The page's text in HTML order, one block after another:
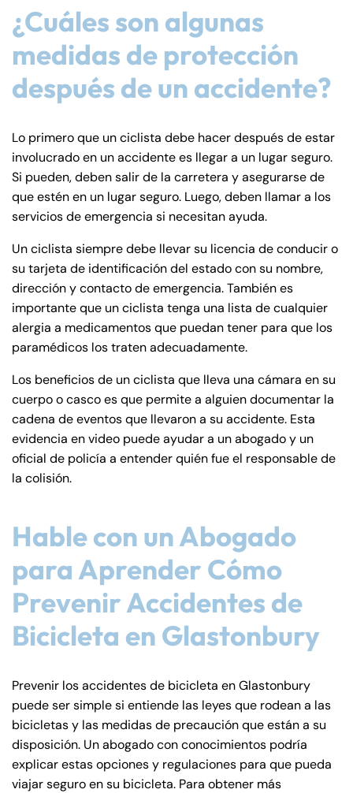
¿Cuáles son algunas
medidas de protección
después de un accidente?
Lo primero que un ciclista debe hacer después de estar
involucrado en un accidente es llegar a un lugar seguro.
Si pueden, deben salir de la carretera y asegurarse de
que estén en un lugar seguro. Luego, deben llamar a los
servicios de emergencia si necesitan ayuda.
Un ciclista siempre debe llevar su licencia de conducir o
su tarjeta de identificación del estado con su nombre,
dirección y contacto de emergencia. También es
importante que un ciclista tenga una lista de cualquier
alergia a medicamentos que puedan tener para que los
paramédicos los traten adecuadamente.
Los beneficios de un ciclista que lleva una cámara en su
cuerpo o casco es que permite a alguien documentar la
cadena de eventos que llevaron a su accidente. Esta
evidencia en video puede ayudar a un abogado y un
oficial de policía a entender quién fue el responsable de
la colisión.
Hable con un Abogado
para Aprender Cómo
Prevenir Accidentes de
Bicicleta en Glastonbury
Prevenir los accidentes de bicicleta en Glastonbury
puede ser simple si entiende las leyes que rodean a las
bicicletas y las medidas de precaución que están a su
disposición. Un abogado con conocimientos podría
explicar estas opciones y regulaciones para que pueda
viajar seguro en su bicicleta. Para obtener más
Farmington - Hours
Answering Service
24/7
Office Hours
Monday
8:30 AM – 5:00
PM
Tuesday
8:30 AM – 5:00
PM
Wednesday
8:30 AM – 5:00
PM
Thursday
8:30 AM – 5:00
PM
Friday
8:30 AM – 5:00
PM
Saturday
Enfield - Hours
Answering Service
24/7
Office Hours
Monday
8:30 AM – 5:00
PM
Tuesday
8:30 AM – 5:00
PM
Wednesday
8:30 AM – 5:00
PM
Thursday
8:30 AM – 5:00
PM
Friday
8:30 AM – 5:00
PM
Saturday